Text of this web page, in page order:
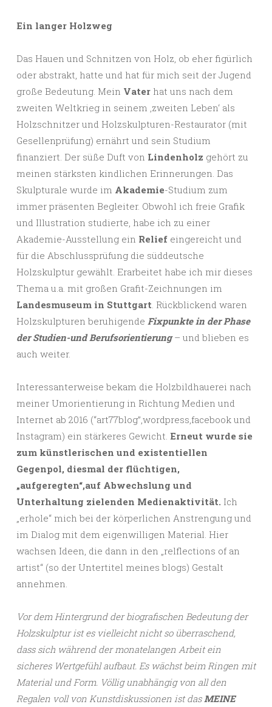
Ein langer Holzweg
Das Hauen und Schnitzen von Holz, ob eher figürlich
oder abstrakt, hatte und hat für mich seit der Jugend
große Bedeutung. Mein Vater hat uns nach dem
zweiten Weltkrieg in seinem ‚zweiten Leben‘ als
Holzschnitzer und Holzskulpturen-Restaurator (mit
Gesellenprüfung) ernährt und sein Studium
finanziert. Der süße Duft von Lindenholz gehört zu
meinen stärksten kindlichen Erinnerungen. Das
Skulpturale wurde im Akademie-Studium zum
immer präsenten Begleiter. Obwohl ich freie Grafik
und Illustration studierte, habe ich zu einer
Akademie-Ausstellung ein Relief eingereicht und
für die Abschlussprüfung die süddeutsche
Holzskulptur gewählt. Erarbeitet habe ich mir dieses
Thema u.a. mit großen Grafit-Zeichnungen im
Landesmuseum in Stuttgart. Rückblickend waren
Holzskulpturen beruhigende Fixpunkte in der Phase
der Studien-und Berufsorientierung– und blieben es
auch weiter.
Interessanterweise bekam die Holzbildhauerei nach
meiner Umorientierung in Richtung Medien und
Internet ab 2016 (“art77blog”,wordpress,facebook und
Instagram) ein stärkeres Gewicht. Erneut wurde sie
zum künstlerischen und existentiellen
Gegenpol, diesmal der flüchtigen,
„aufgeregten“,auf Abwechslung und
Unterhaltung zielenden Medienaktivität. Ich
„erhole“ mich bei der körperlichen Anstrengung und
im Dialog mit dem eigenwilligen Material. Hier
wachsen Ideen, die dann in den „relflections of an
artist“ (so der Untertitel meines blogs) Gestalt
annehmen.
Vor dem Hintergrund der biografischen Bedeutung der
Holzskulptur ist es vielleicht nicht so überraschend,
dass sich während der monatelangen Arbeit ein
sicheres Wertgefühl aufbaut. Es wächst beim Ringen mit
Material und Form. Völlig unabhängig von all den
Regalen voll von Kunstdiskussionen ist dasMEINE